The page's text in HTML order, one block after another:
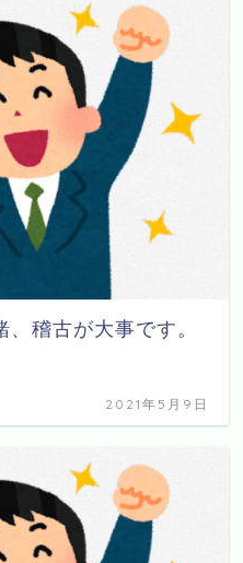
稽古が大事です。
2021年5月9日